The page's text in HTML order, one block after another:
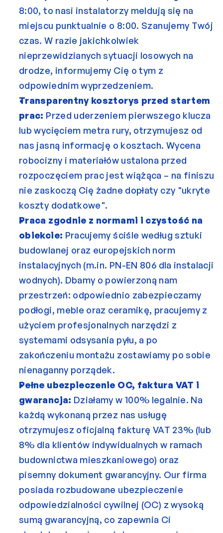
8:00, to nasi instalatorzy meldują się na
miejscu punktualnie o 8:00. Szanujemy Twój
czas. W razie jakichkolwiek
nieprzewidzianych sytuacji losowych na
drodze, informujemy Cię o tym z
odpowiednim wyprzedzeniem.
Transparentny kosztorys przed startem
prac: Przed uderzeniem pierwszego klucza
lub wycięciem metra rury, otrzymujesz od
nas jasną informację o kosztach. Wycena
robocizny i materiałów ustalona przed
rozpoczęciem prac jest wiążąca – na finiszu
nie zaskoczą Cię żadne dopłaty czy "ukryte
koszty dodatkowe".
Praca zgodnie z normami i czystość na
obiekcie: Pracujemy ściśle według sztuki
budowlanej oraz europejskich norm
instalacyjnych (m.in. PN-EN 806 dla instalacji
wodnych). Dbamy o powierzoną nam
przestrzeń: odpowiednio zabezpieczamy
podłogi, meble oraz ceramikę, pracujemy z
użyciem profesjonalnych narzędzi z
systemami odsysania pyłu, a po
zakończeniu montażu zostawiamy po sobie
nienaganny porządek.
Pełne ubezpieczenie OC, faktura VAT i
gwarancja: Działamy w 100% legalnie. Na
każdą wykonaną przez nas usługę
otrzymujesz oficjalną fakturę VAT 23% (lub
8% dla klientów indywidualnych w ramach
budownictwa mieszkaniowego) oraz
pisemny dokument gwarancyjny. Our firma
posiada rozbudowane ubezpieczenie
odpowiedzialności cywilnej (OC) z wysoką
sumą gwarancyjną, co zapewnia Ci